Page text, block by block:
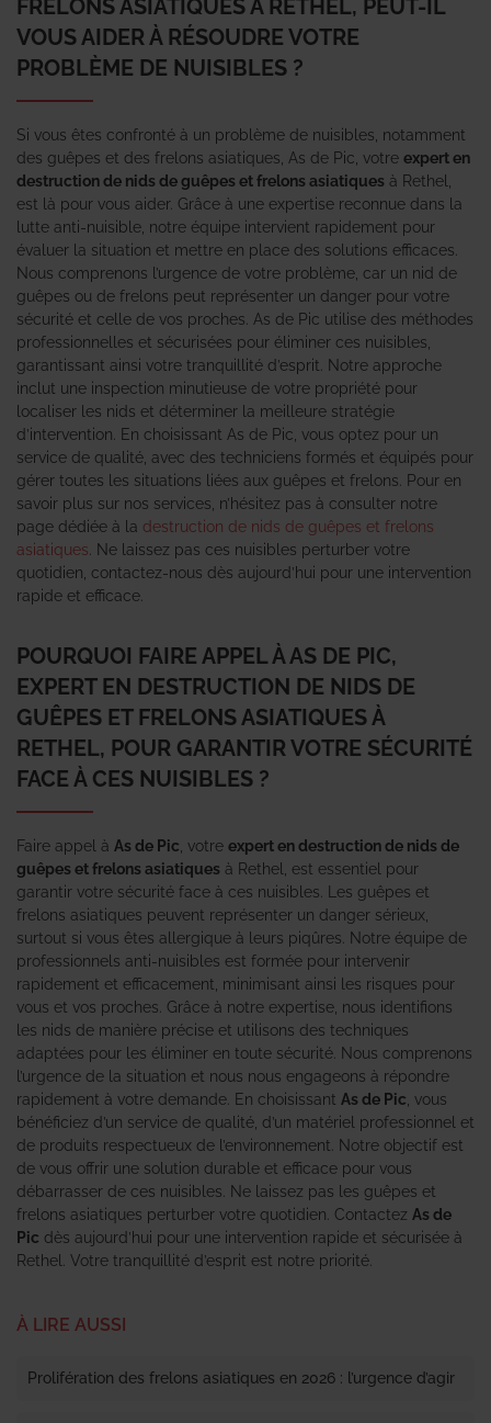
FRELONS ASIATIQUES À RETHEL, PEUT-IL
VOUS AIDER À RÉSOUDRE VOTRE
PROBLÈME DE NUISIBLES ?
Si vous êtes confronté à un problème de nuisibles, notamment
des guêpes et des frelons asiatiques, As de Pic, votre expert en
destruction de nids de guêpes et frelons asiatiques à Rethel,
est là pour vous aider. Grâce à une expertise reconnue dans la
lutte anti-nuisible, notre équipe intervient rapidement pour
évaluer la situation et mettre en place des solutions efficaces.
Nous comprenons l’urgence de votre problème, car un nid de
guêpes ou de frelons peut représenter un danger pour votre
sécurité et celle de vos proches. As de Pic utilise des méthodes
professionnelles et sécurisées pour éliminer ces nuisibles,
garantissant ainsi votre tranquillité d’esprit. Notre approche
inclut une inspection minutieuse de votre propriété pour
localiser les nids et déterminer la meilleure stratégie
d’intervention. En choisissant As de Pic, vous optez pour un
service de qualité, avec des techniciens formés et équipés pour
gérer toutes les situations liées aux guêpes et frelons. Pour en
savoir plus sur nos services, n’hésitez pas à consulter notre
page dédiée à la destruction de nids de guêpes et frelons
asiatiques . Ne laissez pas ces nuisibles perturber votre
quotidien, contactez-nous dès aujourd’hui pour une intervention
rapide et efficace.
POURQUOI FAIRE APPEL À AS DE PIC,
EXPERT EN DESTRUCTION DE NIDS DE
GUÊPES ET FRELONS ASIATIQUES À
RETHEL, POUR GARANTIR VOTRE SÉCURITÉ
FACE À CES NUISIBLES ?
Faire appel à As de Pic , votre expert en destruction de nids de
guêpes et frelons asiatiques à Rethel, est essentiel pour
garantir votre sécurité face à ces nuisibles. Les guêpes et
frelons asiatiques peuvent représenter un danger sérieux,
surtout si vous êtes allergique à leurs piqûres. Notre équipe de
professionnels anti-nuisibles est formée pour intervenir
rapidement et efficacement, minimisant ainsi les risques pour
vous et vos proches. Grâce à notre expertise, nous identifions
les nids de manière précise et utilisons des techniques
adaptées pour les éliminer en toute sécurité. Nous comprenons
l’urgence de la situation et nous nous engageons à répondre
rapidement à votre demande. En choisissant As de Pic , vous
bénéficiez d’un service de qualité, d’un matériel professionnel et
de produits respectueux de l’environnement. Notre objectif est
de vous offrir une solution durable et efficace pour vous
débarrasser de ces nuisibles. Ne laissez pas les guêpes et
frelons asiatiques perturber votre quotidien. Contactez As de
Pic dès aujourd’hui pour une intervention rapide et sécurisée à
Rethel. Votre tranquillité d’esprit est notre priorité.
À LIRE AUSSI
Prolifération des frelons asiatiques en 2026 : l’urgence d’agir